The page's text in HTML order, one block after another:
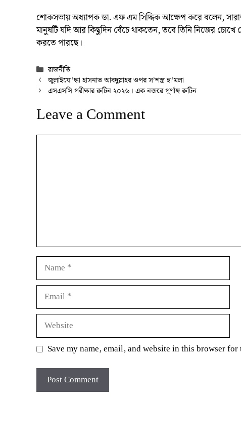
শোকসভায় অধ্যাপক ডা. এফ এম সিদ্দিক আক্ষেপ করে বলেন,
মানুষটি যদি আর কিছুদিন বেঁচে থাকতেন, তবে তিনি নিজের
করতে পারছে।
Categories
রাজনীতি
জুলাইযো’দ্ধা হাসনাত আবদুল্লাহর ওপর স’শস্ত্র হা’মলা
এসএসসি পরীক্ষার রুটিন ২০২৬। এক নজরে পূর্ণাঙ্গ রুটিন
Leave a Comment
Name
Email
Website
Save my name, email, and website in this browser